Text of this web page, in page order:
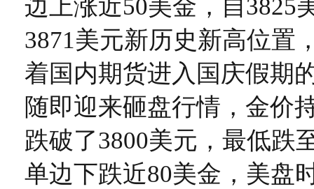
边上涨近50美金，自3825
3871美元新历史新高位置
着国内期货进入国庆假期
随即迎来砸盘行情，金价
跌破了3800美元，最低跌
单边下跌近80美金，美盘